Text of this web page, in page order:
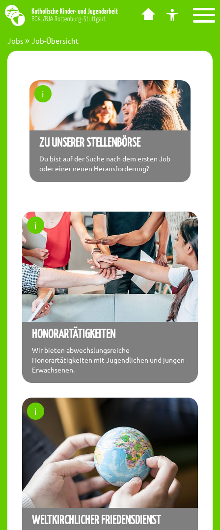
Barrierefreiheit Dashboard öffnen
Hauptnavigation anzeigen
zum Inhalt springen
Tastenkombinationen anzeigen
Jobs Job-Übersicht
ZU UNSERER STELLENBÖRSE
Du bist auf der Suche nach dem ersten Job
oder einer neuen Herausforderung?
HONORARTÄTIGKEITEN
Wir bieten abwechslungsreiche
Honorartätigkeiten mit Jugendlichen und jungen
Erwachsenen.
WELTKIRCHLICHER FRIEDENSDIENST